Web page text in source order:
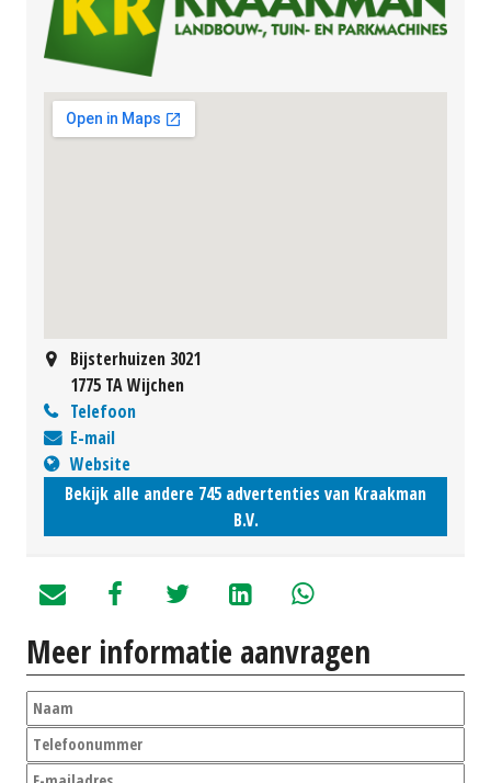
Bijsterhuizen 3021
1775 TA Wijchen
Telefoon
E-mail
Website
Bekijk alle andere 745 advertenties van Kraakman
B.V.
Meer informatie aanvragen